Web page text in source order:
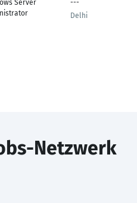
Server
---
Delhi
Netzwerk